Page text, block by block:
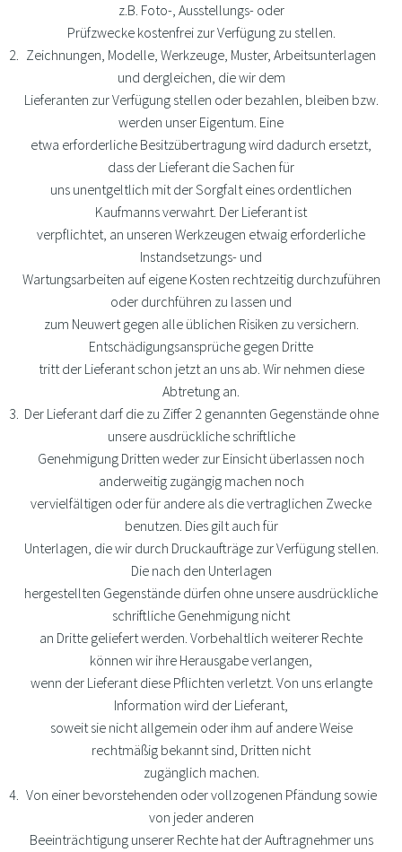
z.B. Foto-, Ausstellungs- oder
Prüfzwecke kostenfrei zur Verfügung zu stellen.
Zeichnungen, Modelle, Werkzeuge, Muster, Arbeitsunterlagen
und dergleichen, die wir dem
Lieferanten zur Verfügung stellen oder bezahlen, bleiben bzw.
werden unser Eigentum. Eine
etwa erforderliche Besitzübertragung wird dadurch ersetzt,
dass der Lieferant die Sachen für
uns unentgeltlich mit der Sorgfalt eines ordentlichen
Kaufmanns verwahrt. Der Lieferant ist
verpflichtet, an unseren Werkzeugen etwaig erforderliche
Instandsetzungs- und
Wartungsarbeiten auf eigene Kosten rechtzeitig durchzuführen
oder durchführen zu lassen und
zum Neuwert gegen alle üblichen Risiken zu versichern.
Entschädigungsansprüche gegen Dritte
tritt der Lieferant schon jetzt an uns ab. Wir nehmen diese
Abtretung an.
Der Lieferant darf die zu Ziffer 2 genannten Gegenstände ohne
unsere ausdrückliche schriftliche
Genehmigung Dritten weder zur Einsicht überlassen noch
anderweitig zugängig machen noch
vervielfältigen oder für andere als die vertraglichen Zwecke
benutzen. Dies gilt auch für
Unterlagen, die wir durch Druckaufträge zur Verfügung stellen.
Die nach den Unterlagen
hergestellten Gegenstände dürfen ohne unsere ausdrückliche
schriftliche Genehmigung nicht
an Dritte geliefert werden. Vorbehaltlich weiterer Rechte
können wir ihre Herausgabe verlangen,
wenn der Lieferant diese Pflichten verletzt. Von uns erlangte
Information wird der Lieferant,
soweit sie nicht allgemein oder ihm auf andere Weise
rechtmäßig bekannt sind, Dritten nicht
zugänglich machen.
Von einer bevorstehenden oder vollzogenen Pfändung sowie
von jeder anderen
Beeinträchtigung unserer Rechte hat der Auftragnehmer uns